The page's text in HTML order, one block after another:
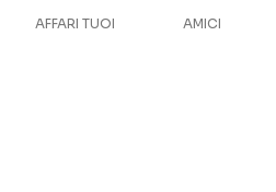
CANALI TV
AFFARI TUOI AMICI